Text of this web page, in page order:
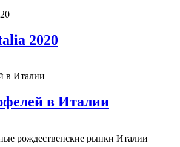
2020
в Италии